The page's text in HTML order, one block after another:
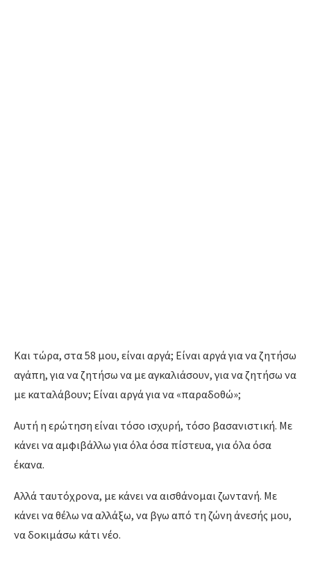
Και τώρα, στα 58 μου, είναι αργά; Είναι αργά για να ζητήσω
αγάπη,για να ζητήσω να με αγκαλιάσουν,για να ζητήσω να
με καταλάβουν; Είναι αργά για να «παραδοθώ»;
Αυτή η ερώτηση είναι τόσο ισχυρή, τόσο βασανιστική. Με
κάνει να αμφιβάλλω για όλα όσα πίστευα,για όλα όσα
έκανα.
Αλλά ταυτόχρονα, με κάνει να αισθάνομαι ζωντανή. Με
κάνει να θέλω να αλλάξω, να βγω από τη ζώνη άνεσής μου,
να δοκιμάσω κάτι νέο.